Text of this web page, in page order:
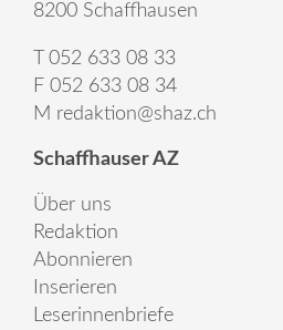
8200 Schaffhausen
T 052 633 08 33
F 052 633 08 34
M redaktion@shaz.ch
Schaffhauser AZ
Über uns
Redaktion
Abonnieren
Inserieren
Leserinnenbriefe